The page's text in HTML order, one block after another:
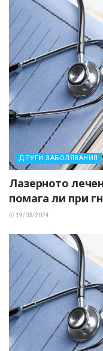
ДРУГИ ЗАБОЛЯВАНИЯ
Лазерното
помага ли при
19/03/2024